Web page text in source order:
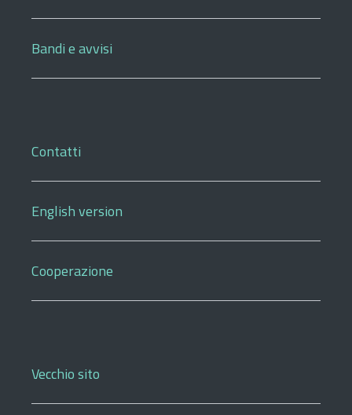
Bandi e avvisi
Contatti
English version
Cooperazione
Vecchio sito